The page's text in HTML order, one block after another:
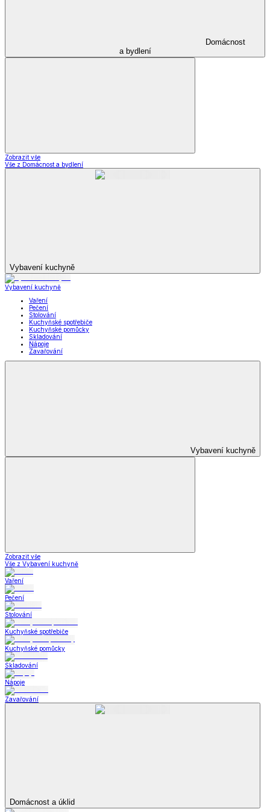
Domácnost
a bydlení
Zobrazit vše
Vše z Domácnost a bydlení
Vybavení kuchyně
Vybavení kuchyně
Vaření
Pečení
Stolování
Kuchyňské spotřebiče
Kuchyňské pomůcky
Skladování
Nápoje
Zavařování
Vybavení kuchyně
Zobrazit vše
Vše z Vybavení kuchyně
Vaření
Pečení
Stolování
Kuchyňské spotřebiče
Kuchyňské pomůcky
Skladování
Nápoje
Zavařování
Domácnost a úklid